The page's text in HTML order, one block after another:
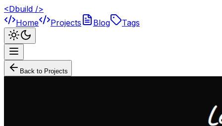
<Dbuild />
Home
Projects Blog Tags
Back to Projects